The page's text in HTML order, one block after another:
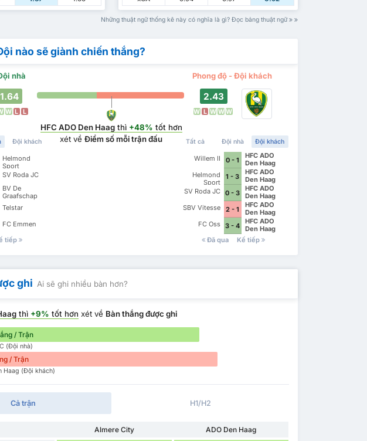
Những thuật ngữ thống kê này có nghĩa là gì? Đọc bảng thuật ngữ
nào sẽ giành chiến thắng?
nhà Phong độ - Đội khách
1.64
W L L
Đội khách
Helmond
Sport
SV Roda JC
BV De
Graafschap
Telstar
FC Emmen
tiếp
HFC ADO Den Haagthì +48% tốt hơn
xét vềĐiểm số mỗi trận đấu
2.43
W L W W W
Tất cả Đội nhà Đội khách
Willem II 0 - 1
HFC ADO
Den Haag
Helmond
Sport
1 - 3
HFC ADO
Den Haag
SV Roda JC 0 - 3
HFC ADO
Den Haag
SBV Vitesse
2 - 1
HFC ADO
Den Haag
FC Oss 3 - 4
HFC ADO
Den Haag
Đã qua
Kế tiếp
ghi Ai sẽ ghi nhiều bàn hơn?
thì +9% tốt hơn xét về Bàn thắng được ghi
/ Trận
(Đội nhà)
/ Trận
Haag (Đội khách)
Cả trận H1/H2
Almere City
ADO Den Haag